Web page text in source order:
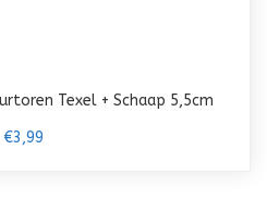
Texel + Schaap 5,5cm
€3,99